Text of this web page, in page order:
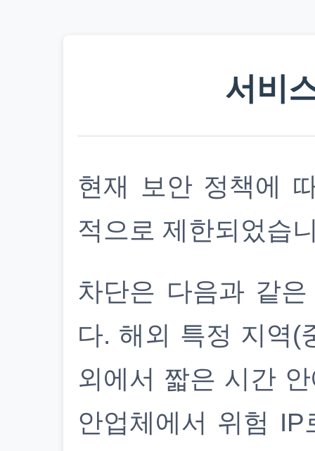
서비
현재 보안 정책에
적으로 제한되었습
차단은 다음과 같
다. 해외 특정 지역(
외에서 짧은 시간
안업체에서 위험